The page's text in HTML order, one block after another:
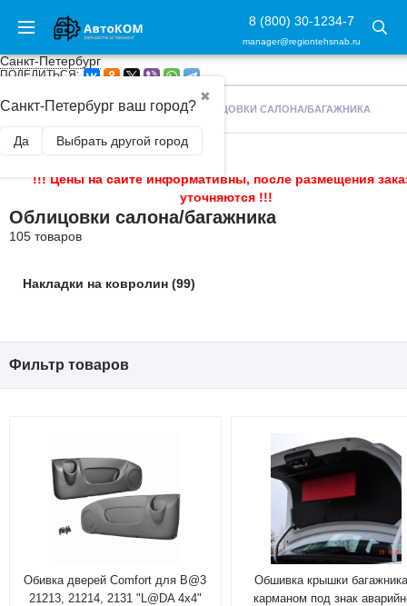
8 (800) 30-1234-7
manager@regiontehsnab.ru
Санкт-Петербург
✖
Санкт-Петербург ваш город?
Да Выбрать другой город
ПОДЕЛИТЬСЯ:
ГЛАВНАЯ / ТЮНИНГ САЛОНА / ОБЛИЦОВКИ САЛОНА/БАГАЖНИКА
!!! Цены на сайте информативны, после размещения
уточняются !!!
Облицовки салона/багажника
105 товаров
Накладки на ковролин (99)
Фильтр товаров
Обивка дверей Comfort для B@3
21213, 21214, 2131 "L@DA 4х4"
Обшивка крышки
карманом под знак